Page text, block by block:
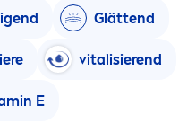
Glättend
vitalisierend
E